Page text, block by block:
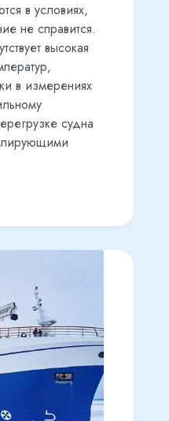
в условиях,
не справится.
высокая
в измерениях
судна